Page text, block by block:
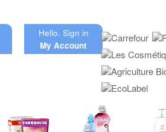
Hello. Sign in
My Account